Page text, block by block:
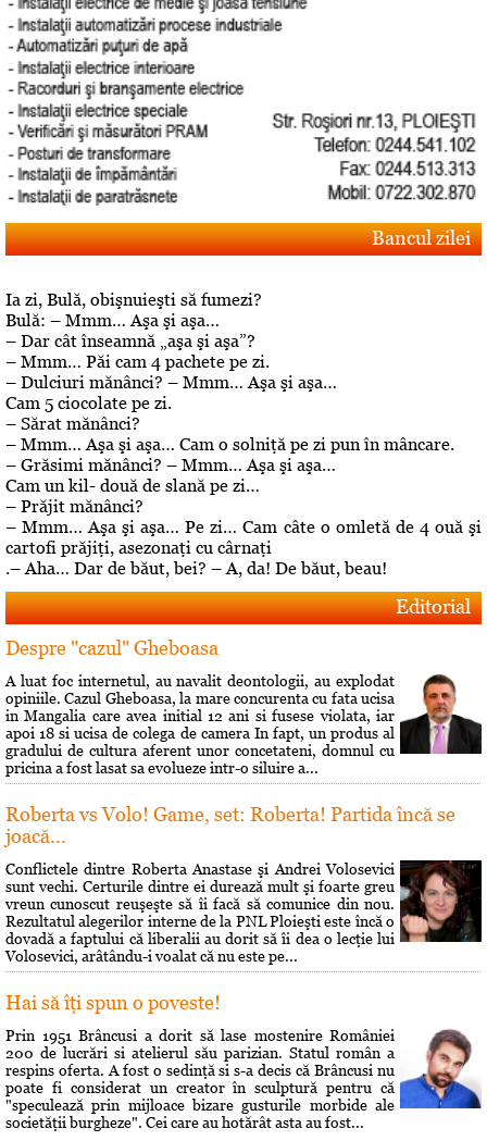
Bancul zilei
Ia zi, Bulă, obişnuieşti să fumezi?
Bulă: – Mmm… Aşa şi aşa…
– Dar cât înseamnă „aşa şi aşa”?
– Mmm… Păi cam 4 pachete pe zi.
– Dulciuri mănânci? – Mmm… Aşa şi aşa…
Cam 5 ciocolate pe zi.
– Sărat mănânci?
– Mmm… Aşa şi aşa… Cam o solniţă pe zi pun în mâncare.
– Grăsimi mănânci? – Mmm… Aşa şi aşa…
Cam un kil- două de slană pe zi…
– Prăjit mănânci?
– Mmm… Aşa şi aşa… Pe zi… Cam câte o omletă de 4 ouă şi
cartofi prăjiţi, asezonaţi cu cârnaţi
.– Aha… Dar de băut, bei? – A, da! De băut, beau!
Editorial
Despre "cazul" Gheboasa
A luat foc internetul, au navalit deontologii, au explodat
opiniile. Cazul Gheboasa, la mare concurenta cu fata ucisa
in Mangalia care avea initial 12 ani si fusese violata, iar
apoi 18 si ucisa de colega de camera In fapt, un produs al
gradului de cultura aferent unor concetateni, domnul cu
pricina a fost lasat sa evolueze intr-o siluire a...
Roberta vs Volo! Game, set: Roberta! Partida încă se
joacă...
Conflictele dintre Roberta Anastase şi Andrei Volosevici
sunt vechi. Certurile dintre ei durează mult şi foarte greu
vreun cunoscut reuşeşte să îi facă să comunice din nou.
Rezultatul alegerilor interne de la PNL Ploieşti este încă o
dovadă a faptului că liberalii au dorit să îi dea o lecţie lui
Volosevici, arâtându-i voalat că nu este pe...
Hai să îţi spun o poveste!
Prin 1951 Brâncusi a dorit să lase mostenire României
200 de lucrări si atelierul său parizian. Statul român a
respins oferta. A fost o sedinţă si s-a decis că Brâncusi nu
poate fi considerat un creator în sculptură pentru că
"speculează prin mijloace bizare gusturile morbide ale
societăţii burgheze". Cei care au hotărât asta au fost...